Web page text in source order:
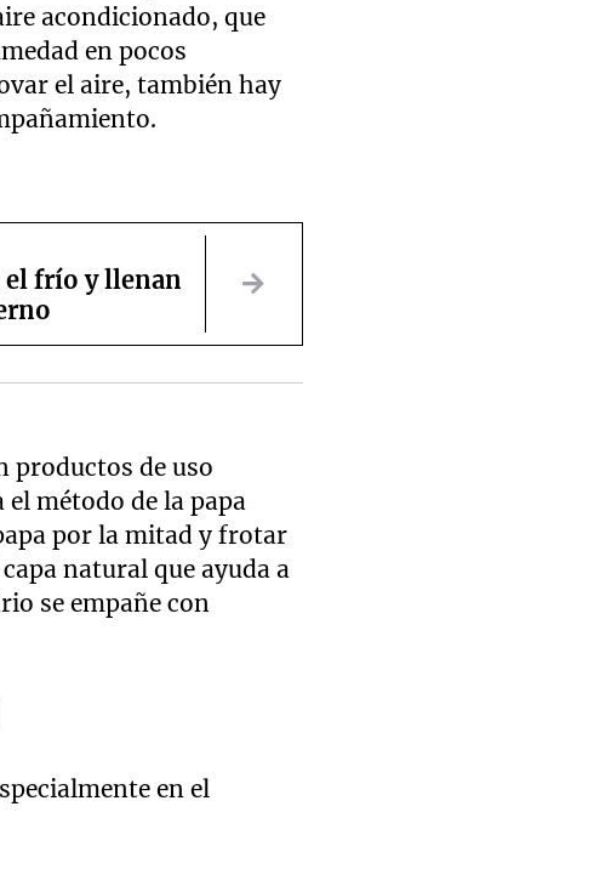
acondicionado, que
en pocos
el aire, también hay
el frío y llenan
productos de uso
método de la papa
por la mitad y frotar
natural que ayuda a
se empañe con
en el